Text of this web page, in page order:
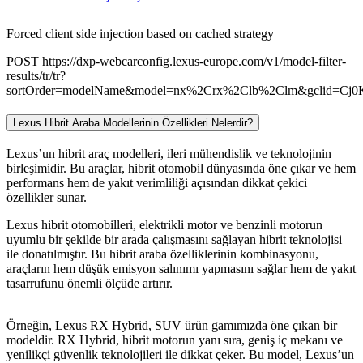
Forced client side injection based on cached strategy
POST https://dxp-webcarconfig.lexus-europe.com/v1/model-filter-
results/tr/tr?
Lexus Hibrit Araba Modellerinin Özellikleri Nelerdir?
Lexus’un hibrit araç modelleri, ileri mühendislik ve teknolojinin
birleşimidir. Bu araçlar, hibrit otomobil dünyasında öne çıkar ve hem
performans hem de yakıt verimliliği açısından dikkat çekici
özellikler sunar.
Lexus hibrit otomobilleri, elektrikli motor ve benzinli motorun
uyumlu bir şekilde bir arada çalışmasını sağlayan hibrit teknolojisi
ile donatılmıştır. Bu hibrit araba özelliklerinin kombinasyonu,
araçların hem düşük emisyon salınımı yapmasını sağlar hem de yakıt
tasarrufunu önemli ölçüde artırır.
Örneğin, Lexus RX Hybrid, SUV ürün gamımızda öne çıkan bir
modeldir. RX Hybrid, hibrit motorun yanı sıra, geniş iç mekanı ve
yenilikçi güvenlik teknolojileri ile dikkat çeker. Bu model, Lexus’un